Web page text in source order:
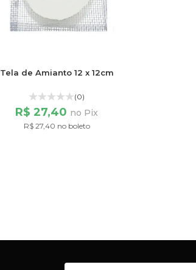
Tela de Amianto 12 x 12cm
(0)
R$ 27,40 no Pix
R$ 27,40 no boleto